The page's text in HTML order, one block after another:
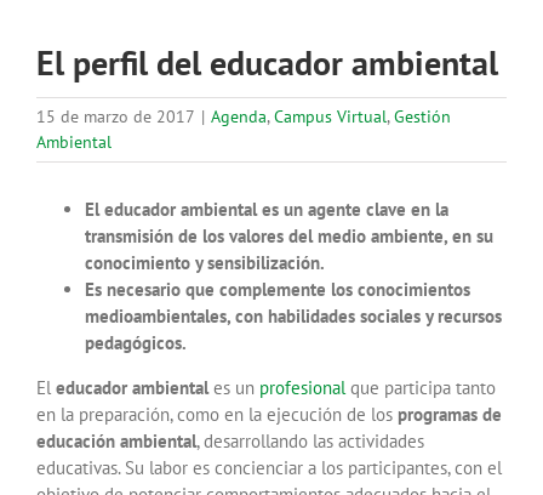
El perfil del educador ambiental
15 de marzo de 2017 | Agenda,Campus Virtual,Gestión
Ambiental
El educador ambiental es un agente clave en la
transmisión de los valores del medio ambiente, en su
conocimiento y sensibilización.
Es necesario que complemente los conocimientos
medioambientales, con habilidades sociales y recursos
pedagógicos.
El educador ambientales un profesional que participa tanto
en la preparación, como en la ejecución de los programas de
educación ambiental, desarrollando las actividades
educativas. Su labor es concienciar a los participantes, con el